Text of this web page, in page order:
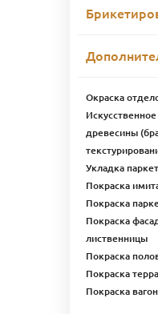
Окраска
древесины
Укладка
Покраска
Покраска
Покраска
лиственницы
Покраска
Покраска
Покраска